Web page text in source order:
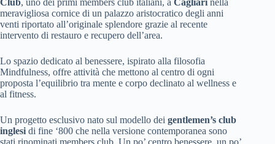
Club, uno dei primi members club italiani, a Cagliari nella
meravigliosa cornice di un palazzo aristocratico degli anni
venti riportato all’originale splendore grazie al recente
intervento di restauro e recupero dell’area.
Lo spazio dedicato al benessere, ispirato alla filosofia
Mindfulness, offre attività che mettono al centro di ogni
proposta l’equilibrio tra mente e corpo declinato al wellness e
al fitness.
Un progetto esclusivo nato sul modello dei gentlemen’s club
inglesi di fine ‘800 che nella versione contemporanea sono
stati rinominati members club. Un po’ centro benessere, un po’